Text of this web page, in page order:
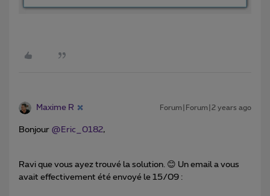
Maxime R Forum|Forum|2 years ago
Bonjour @Eric_0182,
Ravi que vous ayez trouvé la solution. 😊 Un email a vous
avait effectivement été envoyé le 15/09 :